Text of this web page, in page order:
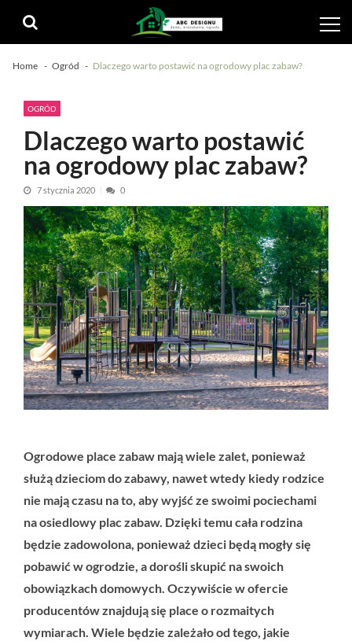
navigation
content
Home Ogród Dlaczego warto postawić na ogrodowy plac zabaw?
OGRÓD
Dlaczego warto postawić
na ogrodowy plac zabaw?
7 stycznia 2020 0
Ogrodowe place zabaw mają wiele zalet, ponieważ
służą dzieciom do zabawy, nawet wtedy kiedy rodzice
nie mają czasu na to, aby wyjść ze swoimi pociechami
na osiedlowy plac zabaw. Dzięki temu cała rodzina
będzie zadowolona, ponieważ dzieci będą mogły się
pobawić w ogrodzie, a dorośli skupić na swoich
obowiązkach domowych. Oczywiście w ofercie
producentów znajdują się place o rozmaitych
wymiarach. Wiele będzie zależało od tego, jakie